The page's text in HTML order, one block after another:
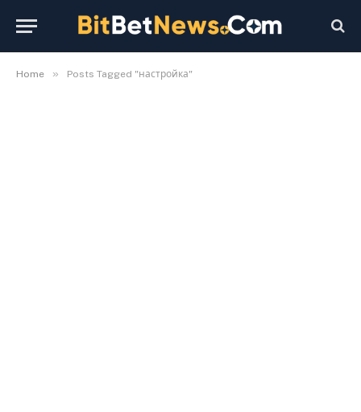
Home » Posts Tagged "настройка"